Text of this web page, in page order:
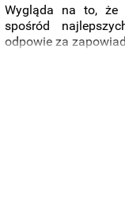
Wygląda na to, że
spośród
odpowie za